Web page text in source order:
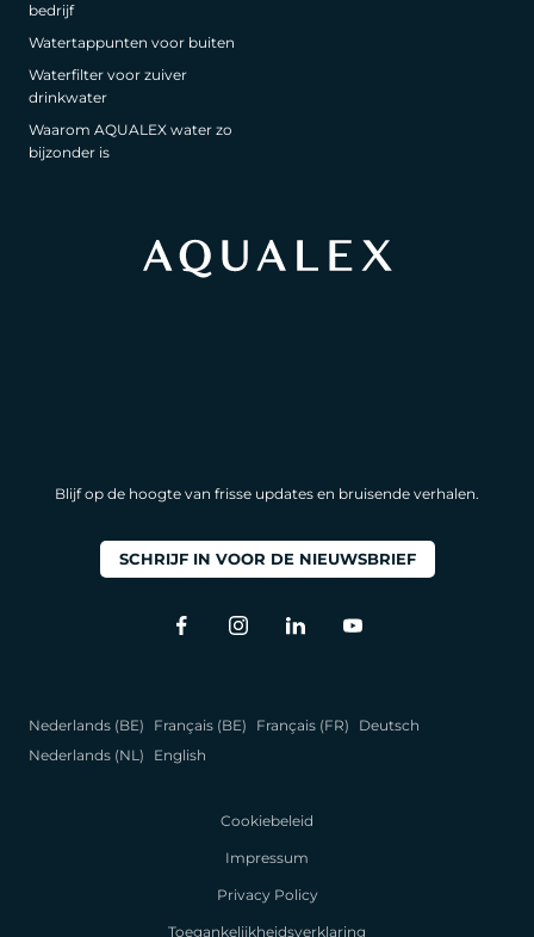
bedrijf
Watertappunten voor buiten
Waterfilter voor zuiver
drinkwater
Waarom AQUALEX water zo
bijzonder is
Blijf op de hoogte van frisse updates en bruisende verhalen.
SCHRIJF IN VOOR DE NIEUWSBRIEF
Nederlands (BE) Français (BE) Français (FR)
Deutsch
Nederlands (NL)
English
Cookiebeleid
Impressum
Privacy Policy
Toegankelijkheidsverklaring